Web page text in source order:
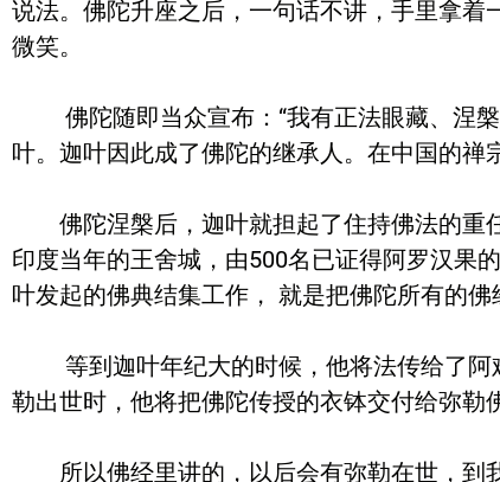
说法。佛陀升座之后，一句话不讲，手里拿
微笑。
佛陀随即当众宣布：“我有正法眼藏、涅槃
叶。迦叶因此成了佛陀的继承人。在中国的禅
佛陀涅槃后，迦叶就担起了住持佛法的重
印度当年的王舍城，由500名已证得阿罗汉果
叶发起的佛典结集工作， 就是把佛陀所有的
等到迦叶年纪大的时候，他将法传给了阿
勒出世时，他将把佛陀传授的衣钵交付给弥勒
所以佛经里讲的，以后会有弥勒在世，到我